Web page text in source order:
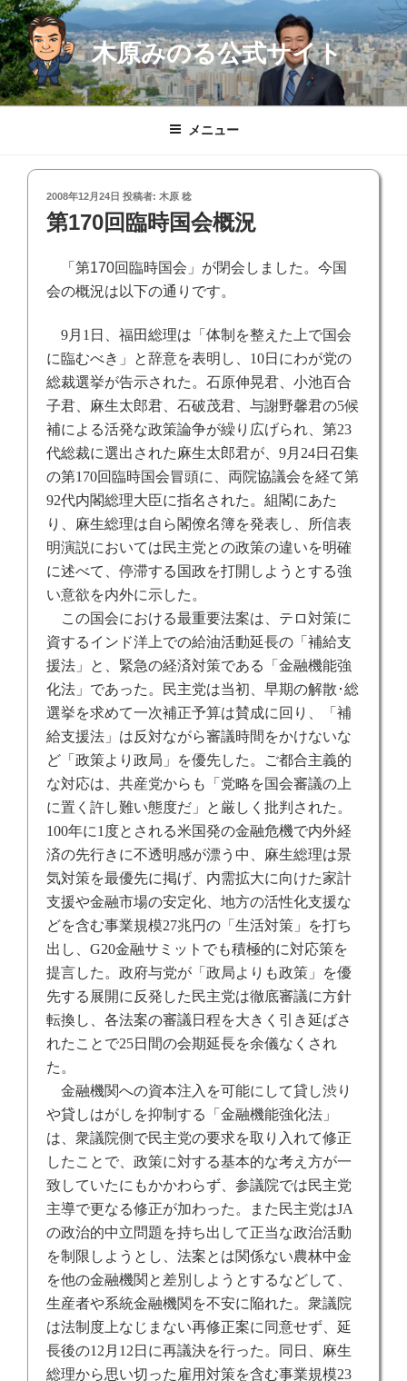
コ
ン
テ
ン
ツ
木原みのる公式サイト
メニュー
投
稿
日:
2008年12月24日 投稿者: 木原 稔
第170回臨時国会概況
「第170回臨時国会」が閉会しました。今国
会の概況は以下の通りです。
9月 1 日、福田総理は「体制を整えた上で国会
に臨むべき」と辞意を表明し、 10日にわが党の
総裁選挙が告示された。石原伸晃君、小池百合
子君、麻生太郎君、石破茂君、与謝野馨君の5候
補による活発な政策論争が繰り広げられ、第23
代総裁に選出された麻生太郎君が、 9月 24日召集
の第170回臨時国会冒頭に、両院協議会を経て第
92代内閣総理大臣に指名された。組閣にあた
り、麻生総理は自ら閣僚名簿を発表し、所信表
明演説においては民主党との政策の違いを明確
に述べて、停滞する国政を打開しようとする強
い意欲を内外に示した。
この国会における最重要法案は、テロ対策に
資するインド洋上での給油活動延長の「補給支
援法」と、緊急の経済対策である「金融機能強
化法」であった。民主党は当初、早期の解散･総
選挙を求めて一次補正予算は賛成に回り、「補
給支援法」は反対ながら審議時間をかけないな
ど「政策より政局」を優先した。ご都合主義的
な対応は、共産党からも「党略を国会審議の上
に置く許し難い態度だ」と厳しく批判された。
100年に1 度とされる米国発の金融危機で内外経
済の先行きに不透明感が漂う中、麻生総理は景
気対策を最優先に掲げ、内需拡大に向けた家計
支援や金融市場の安定化、地方の活性化支援な
どを含む事業規模27兆円の「生活対策」を打ち
出し、 G20金融サミットでも積極的に対応策を
提言した。政府与党が「政局よりも政策」を優
先する展開に反発した民主党は徹底審議に方針
転換し、各法案の審議日程を大きく引き延ばさ
れたことで25日間の会期延長を余儀なくされ
た。
金融機関への資本注入を可能にして貸し渋り
や貸しはがしを抑制する「金融機能強化法」
は、衆議院側で民主党の要求を取り入れて修正
したことで、政策に対する基本的な考え方が一
致していたにもかかわらず、参議院では民主党
主導で更なる修正が加わった。また民主党はJA
の政治的中立問題を持ち出して正当な政治活動
を制限しようとし、法案とは関係ない農林中金
を他の金融機関と差別しようとするなどして、
生産者や系統金融機関を不安に陥れた。衆議院
は法制度上なじまない再修正案に同意せず、延
長後の12 月 12 日に再議決を行った。同日、麻生
総理から思い切った雇用対策を含む事業規模23